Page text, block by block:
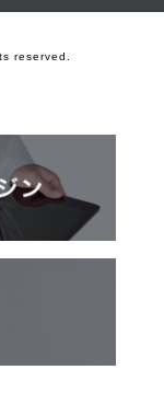
reserved.